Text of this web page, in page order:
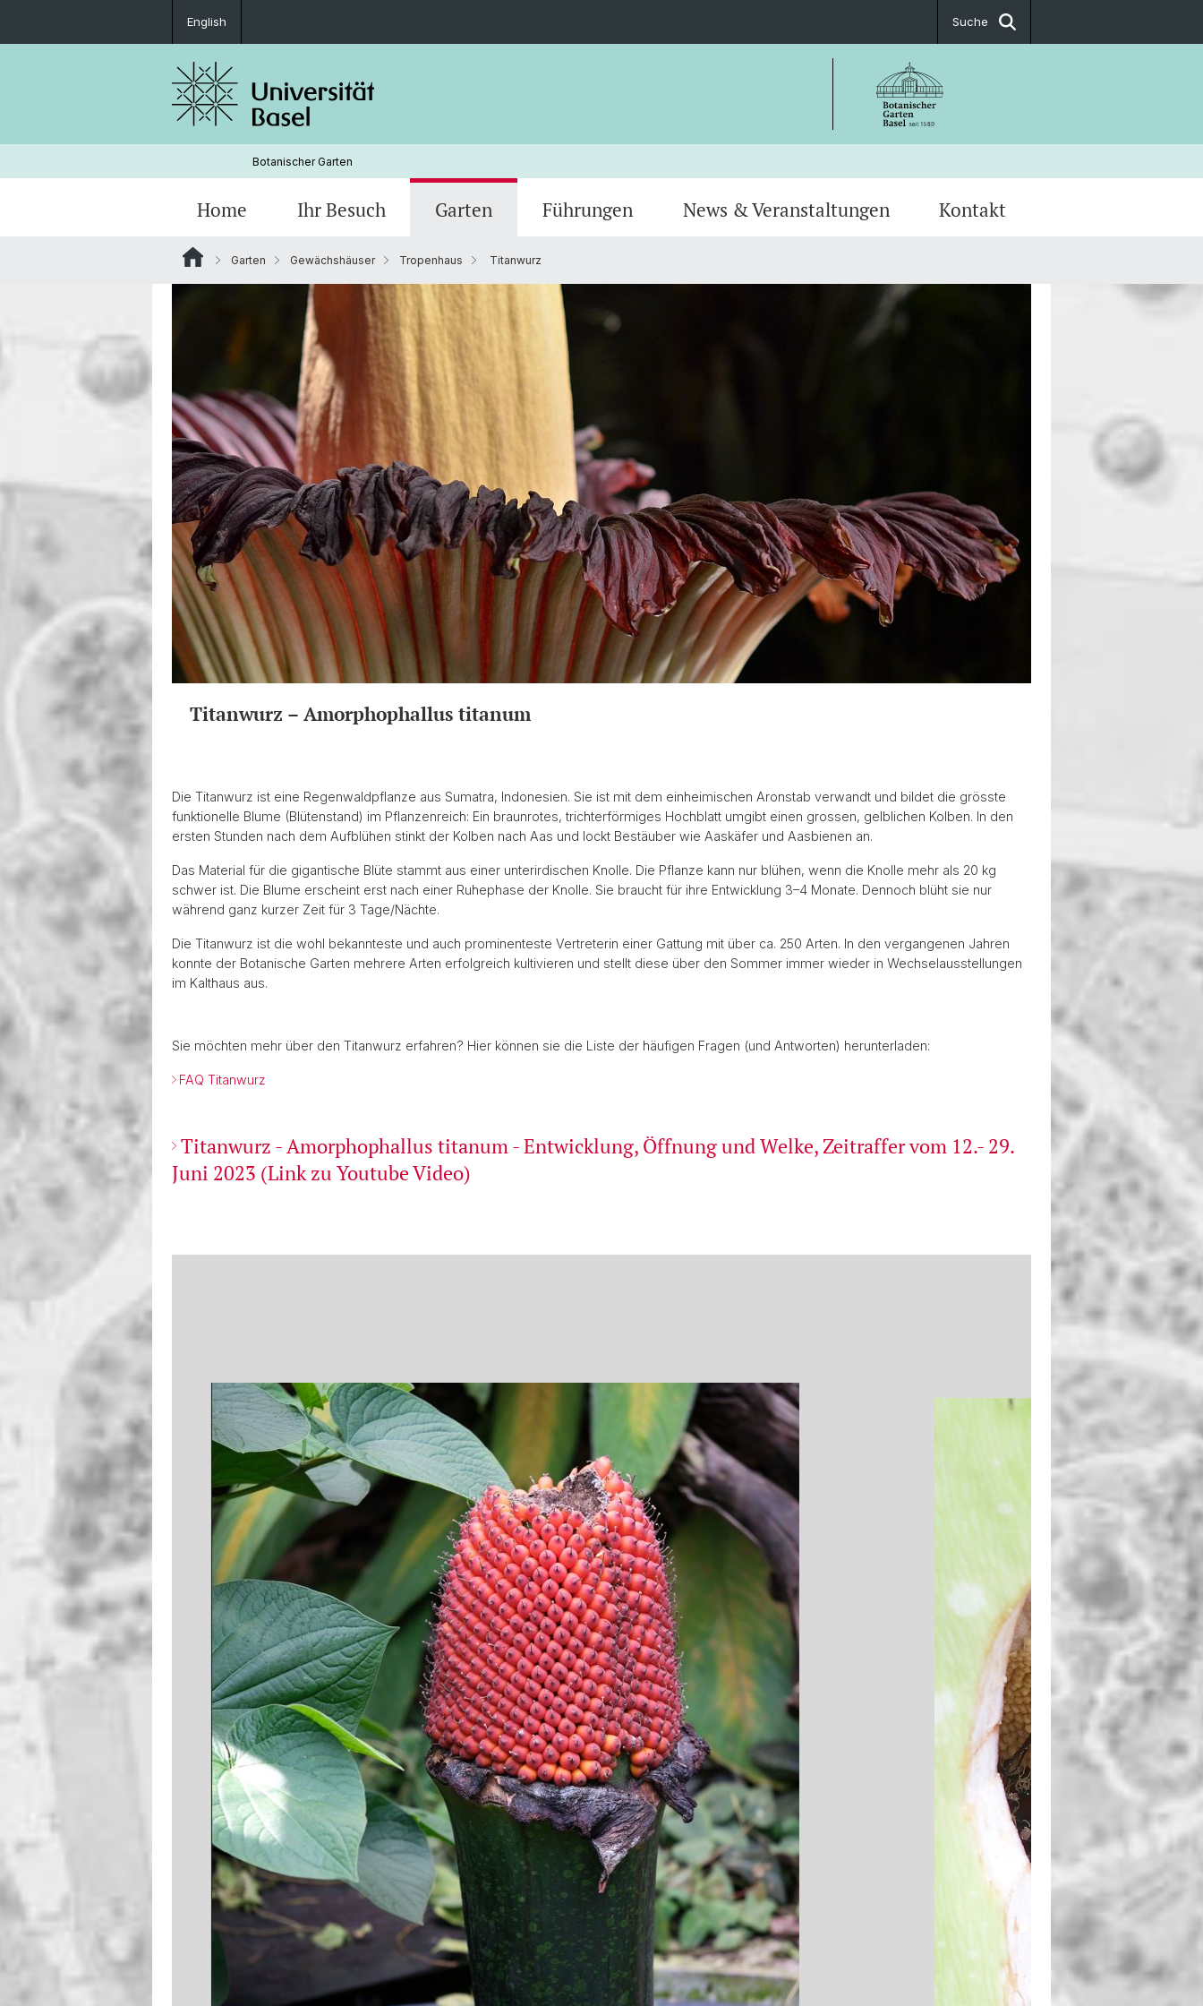
English Suche
Botanischer Garten
Home Ihr Besuch Garten Führungen News & Veranstaltungen Kontakt
Garten Gewächshäuser Tropenhaus Titanwurz
Titanwurz – Amorphophallus titanum
Die Titanwurz ist eine Regenwaldpflanze aus Sumatra, Indonesien. Sie ist mit dem einheimischen Aronstab verwandt und bildet die grösste
funktionelle Blume (Blütenstand) im Pflanzenreich: Ein braunrotes, trichterförmiges Hochblatt umgibt einen grossen, gelblichen Kolben. In den
ersten Stunden nach dem Aufblühen stinkt der Kolben nach Aas und lockt Bestäuber wie Aaskäfer und Aasbienen an.
Das Material für die gigantische Blüte stammt aus einer unterirdischen Knolle. Die Pflanze kann nur blühen, wenn die Knolle mehr als 20 kg
schwer ist. Die Blume erscheint erst nach einer Ruhephase der Knolle. Sie braucht für ihre Entwicklung 3–4 Monate. Dennoch blüht sie nur
während ganz kurzer Zeit für 3 Tage/Nächte.
Die Titanwurz ist die wohl bekannteste und auch prominenteste Vertreterin einer Gattung mit über ca. 250 Arten. In den vergangenen Jahren
konnte der Botanische Garten mehrere Arten erfolgreich kultivieren und stellt diese über den Sommer immer wieder in Wechselausstellungen
im Kalthaus aus.
Sie möchten mehr über den Titanwurz erfahren? Hier können sie die Liste der häufigen Fragen (und Antworten) herunterladen:
FAQ Titanwurz
Titanwurz - Amorphophallus titanum - Entwicklung, Öffnung und Welke, Zeitraffer vom 12.- 29.
Juni 2023 (Link zu Youtube Video)